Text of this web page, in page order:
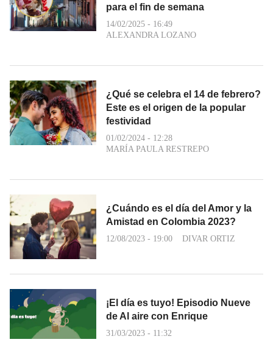
para el fin de semana
14/02/2025 - 16:49
ALEXANDRA LOZANO
¿Qué se celebra el 14 de febrero?
Este es el origen de la popular
festividad
01/02/2024 - 12:28
MARÍA PAULA RESTREPO
¿Cuándo es el día del Amor y la
Amistad en Colombia 2023?
12/08/2023 - 19:00 DIVAR ORTIZ
¡El día es tuyo! Episodio Nueve
de Al aire con Enrique
31/03/2023 - 11:32